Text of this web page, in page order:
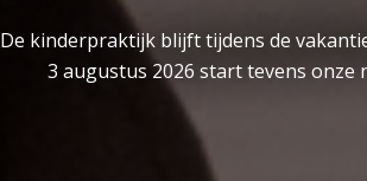
De kinderpraktijk blijft tijdens de
3 augustus 2026 start tevens onze